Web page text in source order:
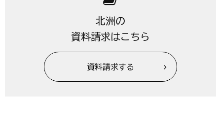
北洲の
資料請求はこちら
資料請求する